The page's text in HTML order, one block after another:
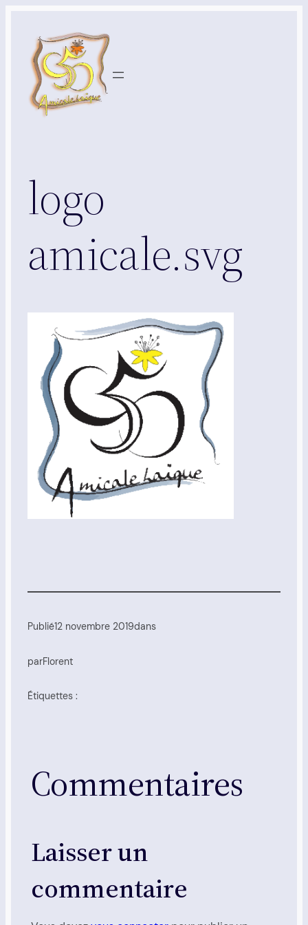
contenu
logo
amicale.svg
Publié12 novembre 2019dans
parFlorent
Étiquettes :
Commentaires
Laisser un
commentaire